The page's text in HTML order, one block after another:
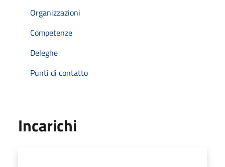
Organizzazioni
Competenze
Deleghe
Punti di contatto
Incarichi